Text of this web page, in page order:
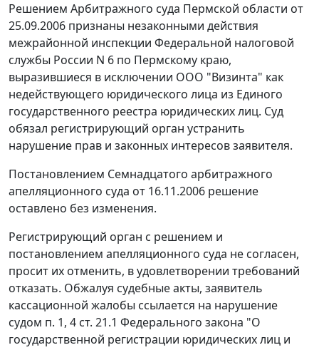
Решением Арбитражного суда Пермской области от
25.09.2006 признаны незаконными действия
межрайонной инспекции Федеральной налоговой
службы России N 6 по Пермскому краю,
выразившиеся в исключении ООО "Визинта" как
недействующего юридического лица из Единого
государственного реестра юридических лиц. Суд
обязал регистрирующий орган устранить
нарушение прав и законных интересов заявителя.
Постановлением Семнадцатого арбитражного
апелляционного суда от 16.11.2006 решение
оставлено без изменения.
Регистрирующий орган с решением и
постановлением апелляционного суда не согласен,
просит их отменить, в удовлетворении требований
отказать. Обжалуя судебные акты, заявитель
кассационной жалобы ссылается на нарушение
судом п. 1, 4 ст. 21.1 Федерального закона "О
государственной регистрации юридических лиц и